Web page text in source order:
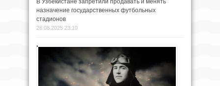
назначение государственных футбольных
стадионов
26.08.2025 23:10